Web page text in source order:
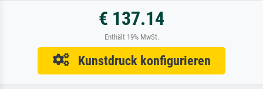
€ 137.14
Enthält 19% MwSt.
Kunstdruck konfigurieren